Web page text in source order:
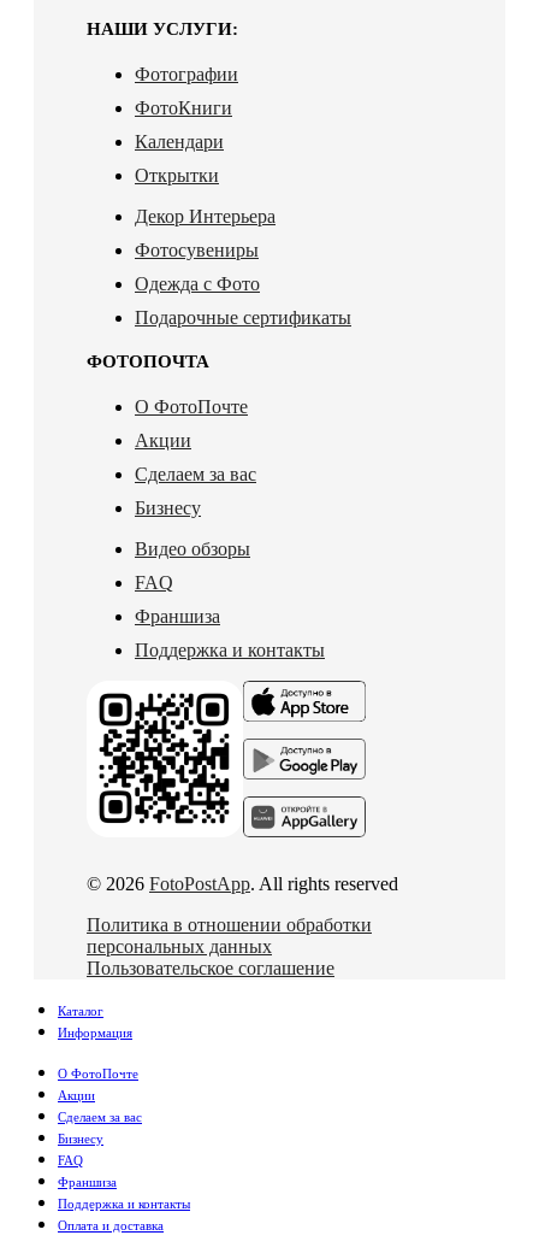
НАШИ УСЛУГИ:
Фотографии
ФотоКниги
Календари
Открытки
Декор Интерьера
Фотосувениры
Одежда с Фото
Подарочные сертификаты
ФОТОПОЧТА
О ФотоПочте
Акции
Сделаем за вас
Бизнесу
Видео обзоры
FAQ
Франшиза
Поддержка и контакты
© 2026 FotoPostApp. All rights reserved
Политика в отношении обработки
персональных данных
Пользовательское соглашение
Каталог
Информация
О ФотоПочте
Акции
Сделаем за вас
Бизнесу
FAQ
Франшиза
Поддержка и контакты
Оплата и доставка